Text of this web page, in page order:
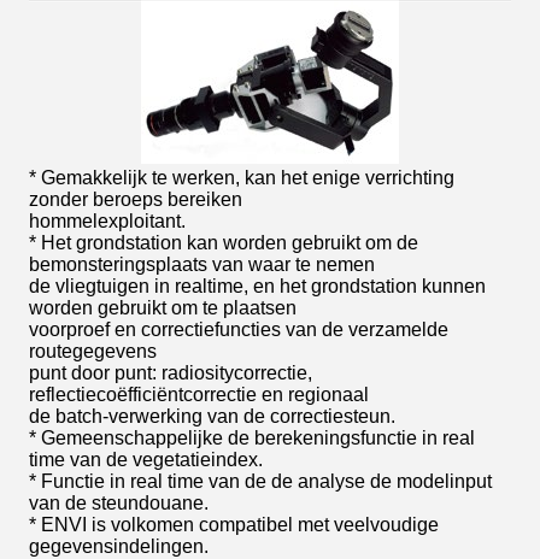
* Gemakkelijk te werken, kan het enige verrichting
zonder beroeps bereiken
hommelexploitant.
* Het grondstation kan worden gebruikt om de
bemonsteringsplaats van waar te nemen
de vliegtuigen in realtime, en het grondstation kunnen
worden gebruikt om te plaatsen
voorproef en correctiefuncties van de verzamelde
routegegevens
punt door punt: radiositycorrectie,
reflectiecoëfficiëntcorrectie en regionaal
de batch-verwerking van de correctiesteun.
* Gemeenschappelijke de berekeningsfunctie in real
time van de vegetatieindex.
* Functie in real time van de de analyse de modelinput
van de steundouane.
* ENVI is volkomen compatibel met veelvoudige
gegevensindelingen.